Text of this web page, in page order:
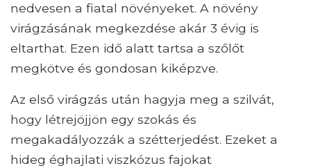
nedvesen a fiatal növényeket. A növény
virágzásának megkezdése akár 3 évig is
eltarthat. Ezen idő alatt tartsa a szőlőt
megkötve és gondosan kiképzve.
Az első virágzás után hagyja meg a szilvát,
hogy létrejöjjön egy szokás és
megakadályozzák a szétterjedést. Ezeket a
hideg éghajlati viszkózus fajokat